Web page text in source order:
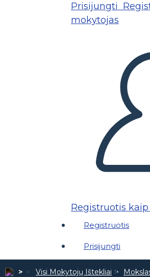
Prisijungti
mokytojas
Registruotis
Registruotis
Prisijungti
Visi Mokytojų Ištekliai